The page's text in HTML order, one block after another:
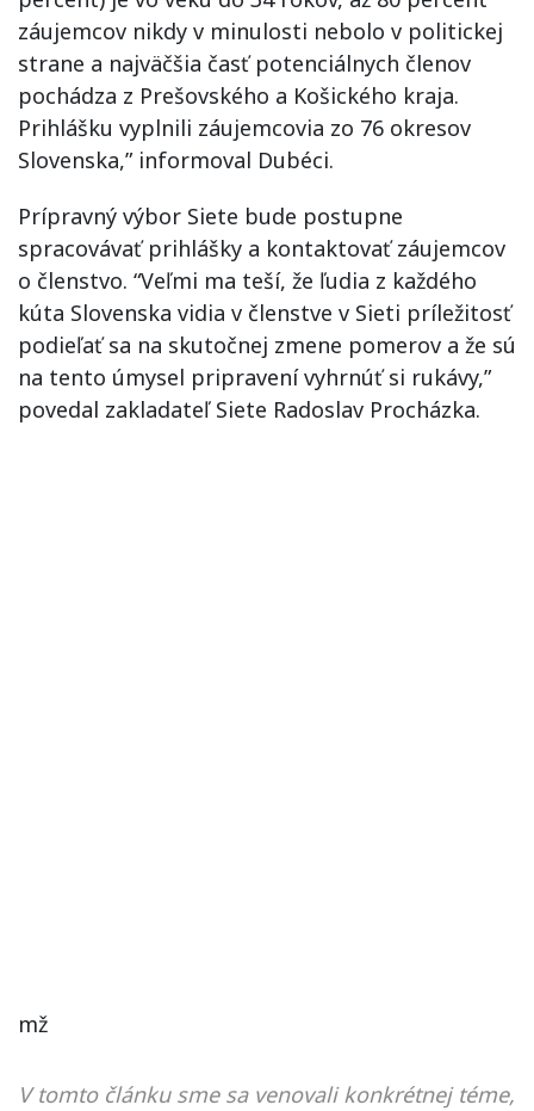
záujemcov nikdy v minulosti nebolo v politickej
strane a najväčšia časť potenciálnych členov
pochádza z Prešovského a Košického kraja.
Prihlášku vyplnili záujemcovia zo 76 okresov
Slovenska,” informoval Dubéci.
Prípravný výbor Siete bude postupne
spracovávať prihlášky a kontaktovať záujemcov
o členstvo. “Veľmi ma teší, že ľudia z každého
kúta Slovenska vidia v členstve v Sieti príležitosť
podieľať sa na skutočnej zmene pomerov a že sú
na tento úmysel pripravení vyhrnúť si rukávy,”
povedal zakladateľ Siete Radoslav Procházka.
mž
V tomto článku sme sa venovali konkrétnej téme,